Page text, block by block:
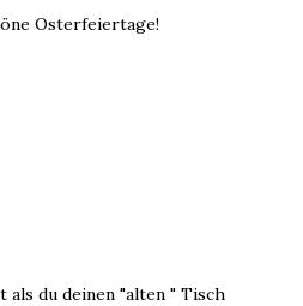
Osterfeiertage!
als du deinen "alten " Tisch